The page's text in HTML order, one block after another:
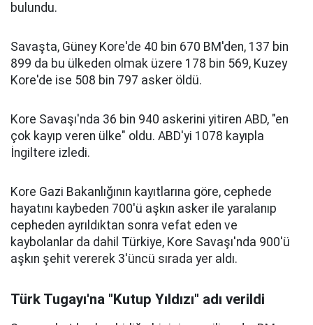
bulundu.
Savaşta, Güney Kore'de 40 bin 670 BM'den, 137 bin
899 da bu ülkeden olmak üzere 178 bin 569, Kuzey
Kore'de ise 508 bin 797 asker öldü.
Kore Savaşı'nda 36 bin 940 askerini yitiren ABD, "en
çok kayıp veren ülke" oldu. ABD'yi 1078 kayıpla
İngiltere izledi.
Kore Gazi Bakanlığının kayıtlarına göre, cephede
hayatını kaybeden 700'ü aşkın asker ile yaralanıp
cepheden ayrıldıktan sonra vefat eden ve
kaybolanlar da dahil Türkiye, Kore Savaşı'nda 900'ü
aşkın şehit vererek 3'üncü sırada yer aldı.
Türk Tugayı'na "Kutup Yıldızı" adı verildi